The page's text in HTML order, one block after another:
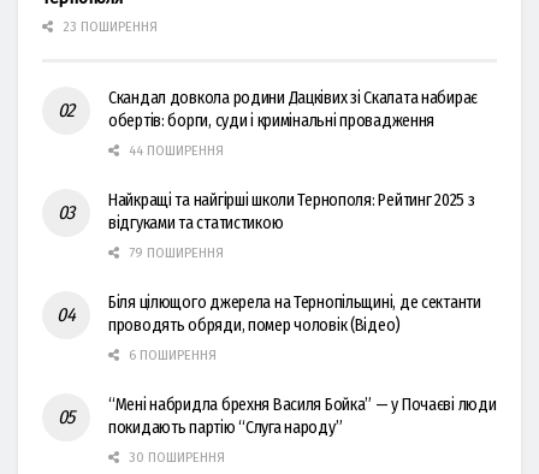
23 ПОШИРЕННЯ
Скандал довкола родини Дацківих зі Скалата набирає
обертів: борги, суди і кримінальні провадження
44 ПОШИРЕННЯ
Найкращі та найгірші школи Тернополя: Рейтинг 2025 з
відгуками та статистикою
79 ПОШИРЕННЯ
Біля цілющого джерела на Тернопільщині, де сектанти
проводять обряди, помер чоловік (Відео)
6 ПОШИРЕННЯ
“Мені набридла брехня Василя Бойка” — у Почаєві люди
покидають партію “Слуга народу”
30 ПОШИРЕННЯ